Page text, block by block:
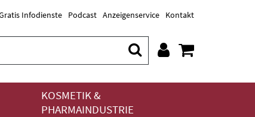
Infodienste Podcast Anzeigenservice Kontakt
KOSMETIK &
PHARMAINDUSTRIE